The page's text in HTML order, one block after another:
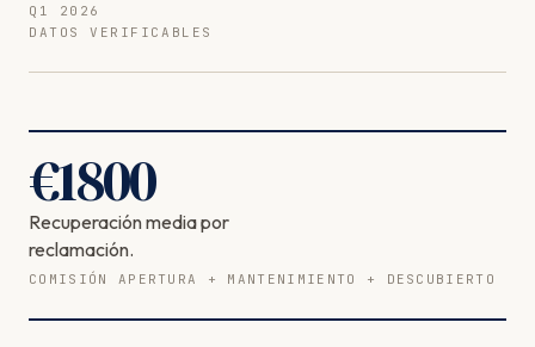
Q1 2026
DATOS VERIFICABLES
€1800
Recuperación media por
reclamación.
COMISIÓN APERTURA + MANTENIMIENTO + DESCUBIERTO